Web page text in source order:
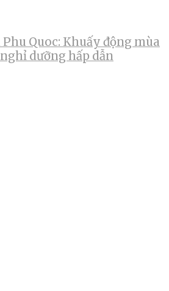
Quoc: Khuấy động mùa
dưỡng hấp dẫn